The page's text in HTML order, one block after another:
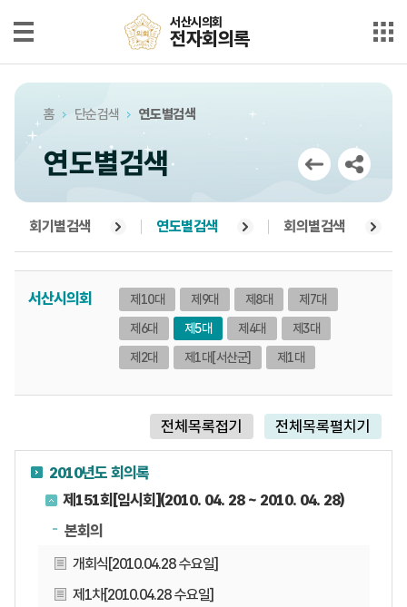
서산시의회
전자회의록
최근회의록
단순검색
상세검색
부록검색
5분자유발언
서산시의회
전자회의록
홈 단순검색 연도별검색
연도별검색
회기별검색 연도별검색 회의별검색
서산시의회 제10대 제9대 제8대
제7대
제6대
제5대 제4대
제3대
제2대
제1대[서산군] 제1대
2010년도 회의록
전체목록접기 전체목록펼치기
제151회[임시회](2010. 04. 28 ~ 2010. 04. 28)
본회의
개회식[2010.04.28 수요일]
제1차[2010.04.28 수요일]